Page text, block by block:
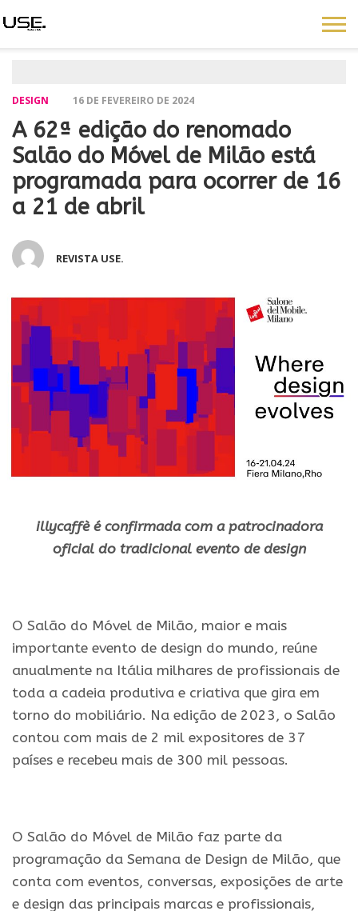
DESIGN 16 DE FEVEREIRO DE 2024
A 62ª edição do renomado
Salão do Móvel de Milão está
programada para ocorrer de 16
a 21 de abril
REVISTA USE.
illycaffè é confirmada com a patrocinadora
oficial do tradicionalevento de design
O Salão do Móvel de Milão, maior e mais
importante evento de design do mundo, reúne
anualmente na Itália milhares de profissionais de
toda a cadeia produtiva e criativa que gira em
torno do mobiliário. Na edição de 2023, o Salão
contou com mais de 2 mil expositores de 37
países e recebeu mais de 300 mil pessoas.
O Salão do Móvel de Milão faz parte da
programação da Semana de Design de Milão, que
conta com eventos, conversas, exposições de arte
e design das principais marcas e profissionais,